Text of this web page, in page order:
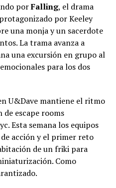
porFalling, el drama
por Keeley
una monja y un sacerdote
La trama avanza a
una excursión en grupo al
para los dos
U&Dave mantiene el ritmo
escape rooms
Esta semana los equipos
acción y el primer reto
de un friki para
Como